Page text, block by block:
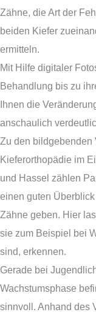
Zähne, die Art der
beiden Kiefer
ermitteln.
Mit Hilfe digitaler
Behandlung bis zu
Ihnen die
anschaulich
Zu den bildgebenden
Kieferorthopädie im
und Hassel zählen
einen guten
Zähne geben. Hier
sie zum Beispiel bei
sind, erkennen.
Gerade bei
Wachstumsphase
sinnvoll. Anhand des